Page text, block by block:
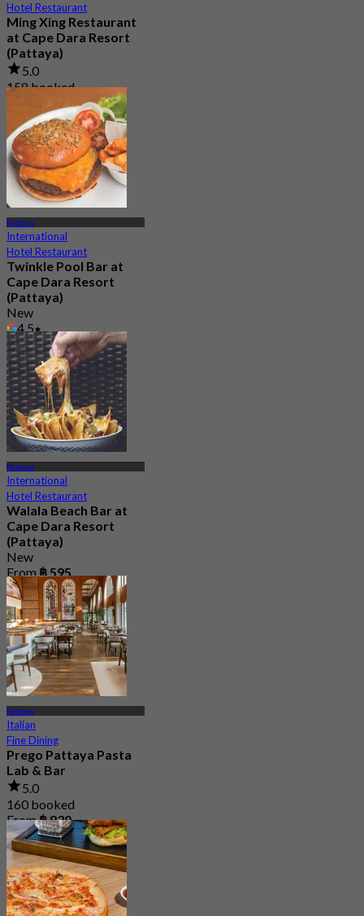
Hotel Restaurant
Ming Xing Restaurant
at Cape Dara Resort
(Pattaya)
5.0
158 booked
฿ 396.66
Pattaya
International
Hotel Restaurant
Twinkle Pool Bar at
Cape Dara Resort
(Pattaya)
New
4.5
From฿ 595
Pattaya
International
Hotel Restaurant
Walala Beach Bar at
Cape Dara Resort
(Pattaya)
New
From฿ 595
Pattaya
Italian
Fine Dining
Prego Pattaya Pasta
Lab & Bar
5.0
160 booked
From฿ 830